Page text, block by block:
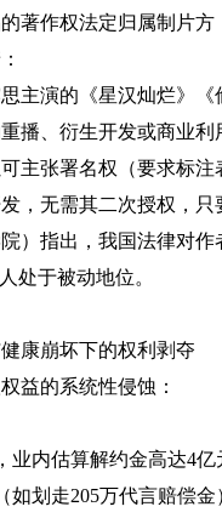
著作权法定归属制片
主演的《星汉灿烂》
播、衍生开发或商业利
主张署名权（要求标
，无需其二次授权，只
）指出，我国法律对
处于被动地位。
康崩坏下的权利剥夺
益的系统性侵蚀：
业内估算解约金高达4
划走205万代言赔偿